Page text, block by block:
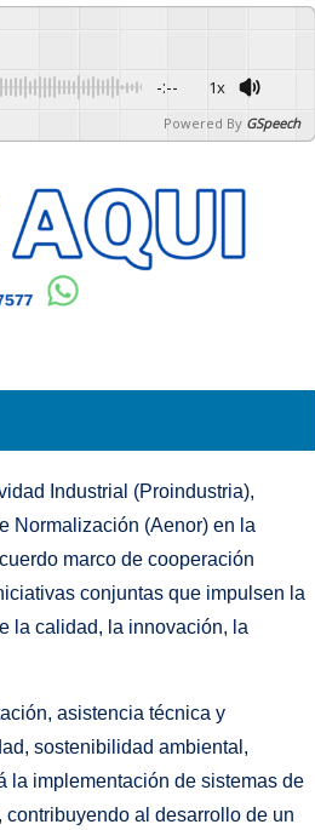
-:-- 1x
Powered By GSpeech
Industrial (Proindustria),
Normalización (Aenor) en la
marco de cooperación
conjuntas que impulsen la
la calidad, la innovación, la
asistencia técnica y
sostenibilidad ambiental,
la implementación de sistemas de
al desarrollo de un